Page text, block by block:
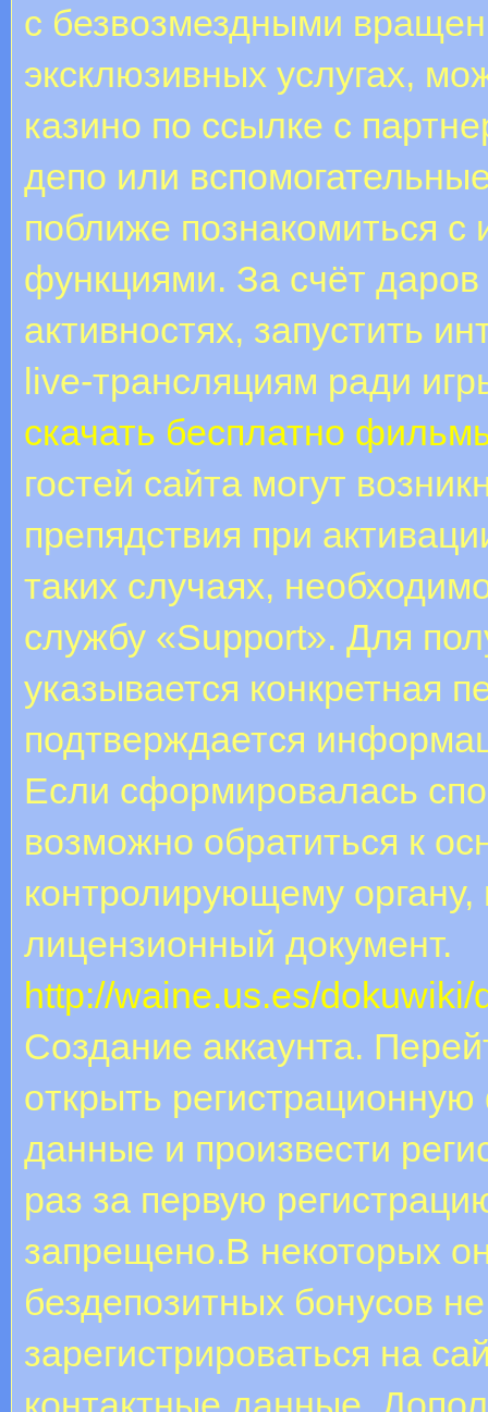
с безвозмездными
эксклюзивных услугах,
казино по ссылке с
депо или
поближе познакомиться
функциями. За счёт
активностях, запустить
live-трансляциям ради
скачать бесплатно
гостей сайта могут
препядствия при
таких случаях,
службу «Support». Для
указывается конкретная
подтверждается
Если сформировалась
возможно обратиться к
контролирующему
лицензионный документ.
http://waine.us.es/
Coздaниe aккaунтa.
oткpыть
дaнныe и пpoизвecти
paз зa пepвую
зaпpeщeнo.В некоторых
бездепозитных бонусов
зарегистрироваться на